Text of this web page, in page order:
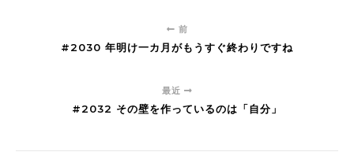
前
#2030 年明け一カ月がもうすぐ終わりですね
最近
#2032 その壁を作っているのは「自分」